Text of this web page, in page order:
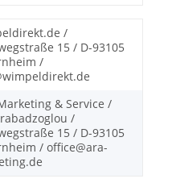
/
15 / D-93105
/
& Service /
/
15 / D-93105
/ office@ara-